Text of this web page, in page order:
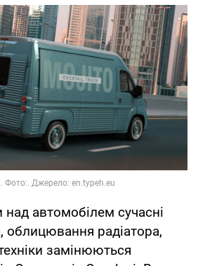
над автомобілем сучасні
облицювання радіатора,
замінюються